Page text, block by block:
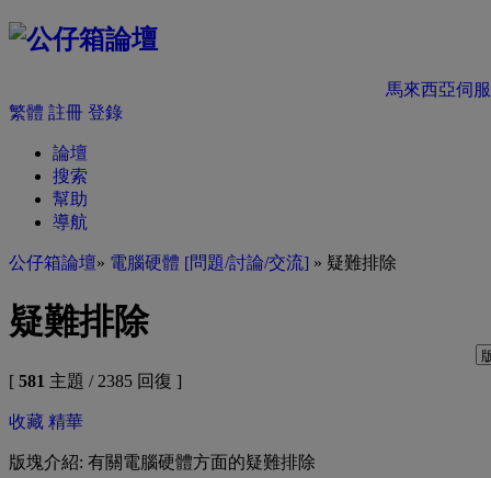
馬來西亞伺
繁體 註冊 登錄
論壇
搜索
幫助
導航
公仔箱論壇» 電腦硬體 [問題/討論/交流] » 疑難排除
疑難排除
[ 581 主題 / 2385 回復 ]
收藏 精華
版塊介紹: 有關電腦硬體方面的疑難排除